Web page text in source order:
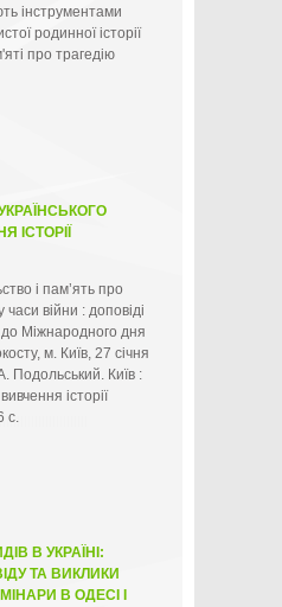
інструментами
родинної історії
про трагедію
ІСТОРІЇ
і пам’ять про
часи війни : доповіді
до Міжнародного дня
м. Київ, 27 січня
Подольський. Київ :
історії
с.
В УКРАЇНІ:
ТА ВИКЛИКИ
В ОДЕСІ І